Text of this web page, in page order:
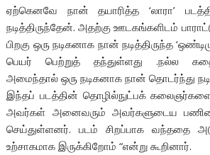
ஏற்கெனவே நான் தயாரித்த ‘லாரா’
நடித்திருந்தேன். அதற்கு ஊடகங்களிடம்
பிறகு ஒரு நடிகனாக நான் நடித்திருந்த
பெயர் பெற்றுத் தந்துள்ளது .நல்ல
அமைந்தால் ஒரு நடிகனாக நான் தொடர்ந்து
இந்தப் படத்தின் தொழில்நுட்பக்
அவர்கள் அனைவரும் அவர்களுடைய பணியை
செய்துள்ளனர். படம் சிறப்பாக வந்ததை
உற்சாகமாக இருக்கிறோம் “என்று கூறினார்.